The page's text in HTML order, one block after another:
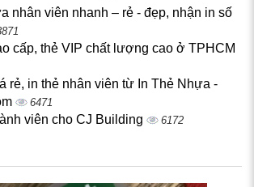
nhân viên nhanh – rẻ - đẹp, nhận in số
cấp, thẻ VIP chất lượng cao ở TPHCM
rẻ, in thẻ nhân viên từ In Thẻ Nhựa -
6471
viên cho CJ Building 6172